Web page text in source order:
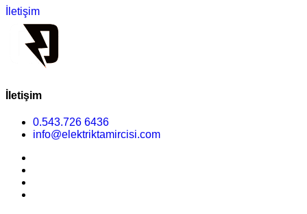
İletişim
İletişim
0.543.726 6436
info@elektriktamircisi.com